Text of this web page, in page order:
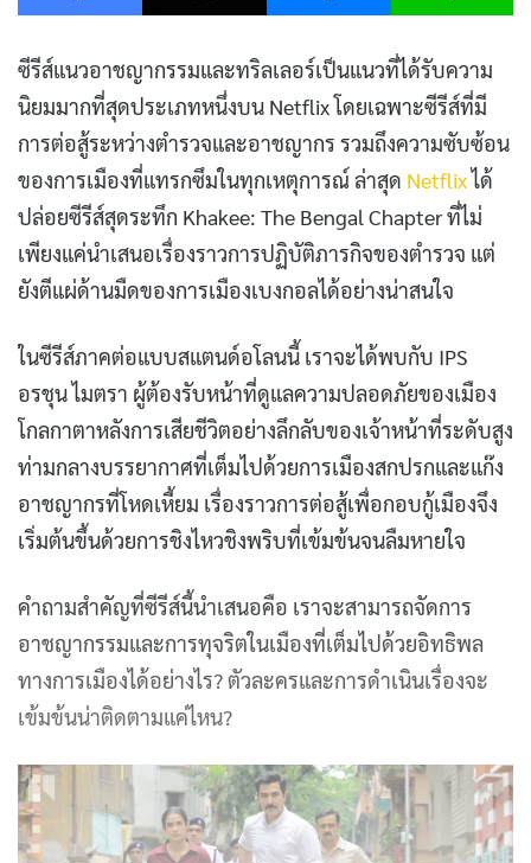
ซีรีส์แนวอาชญากรรมและทริลเลอร์เป็นแนวที่ได้รับความ
นิยมมากที่สุดประเภทหนึ่งบน Netflix โดยเฉพาะซีรีส์ที่มี
การต่อสู้ระหว่างตำรวจและอาชญากร รวมถึงความซับซ้อน
ของการเมืองที่แทรกซึมในทุกเหตุการณ์ ล่าสุด Netflixได้
ปล่อยซีรีส์สุดระทึก Khakee: The Bengal Chapter ที่ไม่
เพียงแค่นำเสนอเรื่องราวการปฏิบัติภารกิจของตำรวจ แต่
ยังตีแผ่ด้านมืดของการเมืองเบงกอลได้อย่างน่าสนใจ
ในซีรีส์ภาคต่อแบบสแตนด์อโลนนี้ เราจะได้พบกับ IPS
อรชุน ไมตรา ผู้ต้องรับหน้าที่ดูแลความปลอดภัยของเมือง
โกลกาตาหลังการเสียชีวิตอย่างลึกลับของเจ้าหน้าที่ระดับสูง
ท่ามกลางบรรยากาศที่เต็มไปด้วยการเมืองสกปรกและแก๊ง
อาชญากรที่โหดเหี้ยม เรื่องราวการต่อสู้เพื่อกอบกู้เมืองจึง
เริ่มต้นขึ้นด้วยการชิงไหวชิงพริบที่เข้มข้นจนลืมหายใจ
คำถามสำคัญที่ซีรีส์นี้นำเสนอคือ เราจะสามารถจัดการ
อาชญากรรมและการทุจริตในเมืองที่เต็มไปด้วยอิทธิพล
ทางการเมืองได้อย่างไร? ตัวละครและการดำเนินเรื่องจะ
เข้มข้นน่าติดตามแค่ไหน?